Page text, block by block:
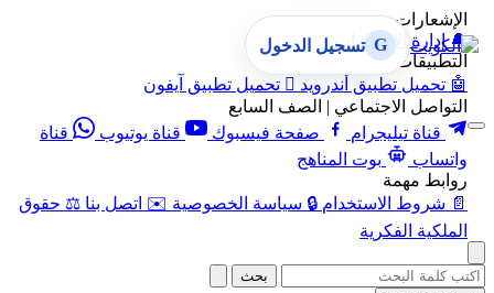
الإشعارات
🔔 إدارة الإشعارات
التطبيقات
🤖 تحميل تطبيق أندرويد  تحميل تطبيق آيفون
التواصل الاجتماعي | الصف السابع
قناة تيليجرام
صفحة فيسبوك قناة يوتيوب
قناة
واتساب
بوت المناهج
روابط مهمة
📄 شروط الاستخدام 🔒 سياسة الخصوصية ✉️ اتصل بنا ⚖️ حقوق
الملكية الفكرية
G تسجيل الدخول
بحث